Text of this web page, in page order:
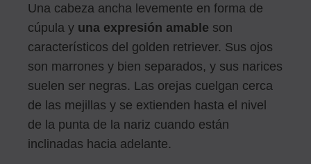
Una cabeza ancha levemente en forma de
cúpula y una expresión amable son
característicos del golden retriever. Sus ojos
son marrones y bien separados, y sus narices
suelen ser negras. Las orejas cuelgan cerca
de las mejillas y se extienden hasta el nivel
de la punta de la nariz cuando están
inclinadas hacia adelante.